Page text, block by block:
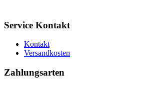
Service Kontakt
Kontakt
Versandkosten
Zahlungsarten